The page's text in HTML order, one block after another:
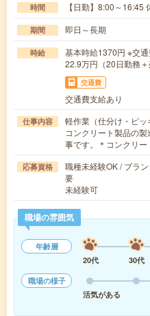
時間 【日勤】8:00～16:45
期間 即日～長期
時給
基本時給1370円 ※交通
22.9万円（20日勤務＋
交通費
交通費支給あり
仕事内容
軽作業（仕分け・ピッ
コンクリート製品の
事です。＊コンクリ
応募資格
職種未経験OK / ブラ
要
未経験可
職場の雰囲気
年齢層
20代
30代
職場の様子
活気がある